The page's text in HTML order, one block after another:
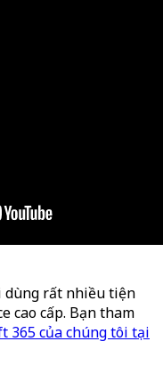
dùng rất nhiều tiện
cao cấp. Bạn tham
365 của chúng tôi tại